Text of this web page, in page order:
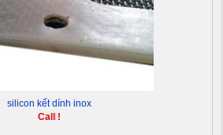
silicon kết dính inox
Call !